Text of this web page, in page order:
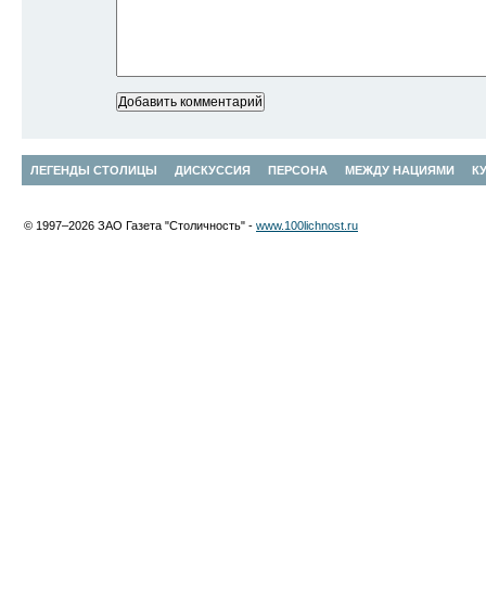
ЛЕГЕНДЫ СТОЛИЦЫ ДИСКУССИЯ ПЕРСОНА МЕЖДУ НАЦИЯМИ
© 1997–2026 ЗАО Газета "Столичность" - www.100lichnost.ru